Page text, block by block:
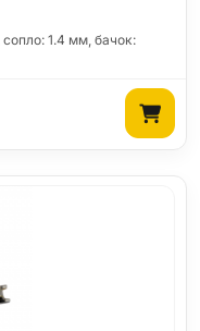
сопло: 1.4 мм, бачок: